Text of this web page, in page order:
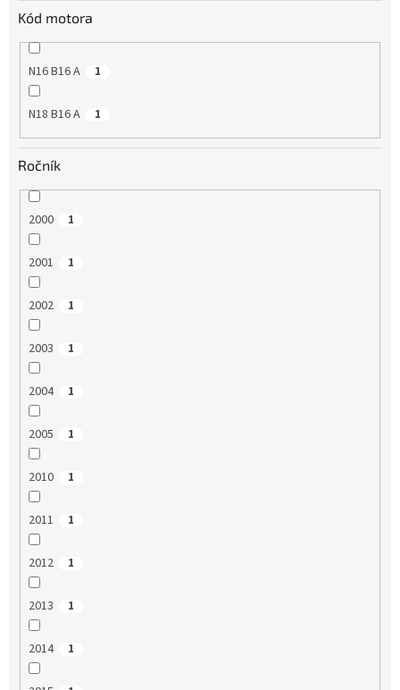
Kód motora
N16 B16 A 1
N18 B16 A 1
Ročník
2000 1
2001 1
2002 1
2003 1
2004 1
2005 1
2010 1
2011 1
2012 1
2013 1
2014 1